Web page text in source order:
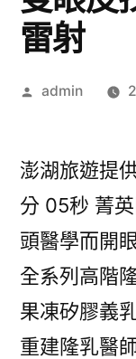
雷射
作
admin
澎湖旅遊提
分 05秒 菁
頭醫學而開
全系列高階
果凍矽膠義
重建隆乳醫